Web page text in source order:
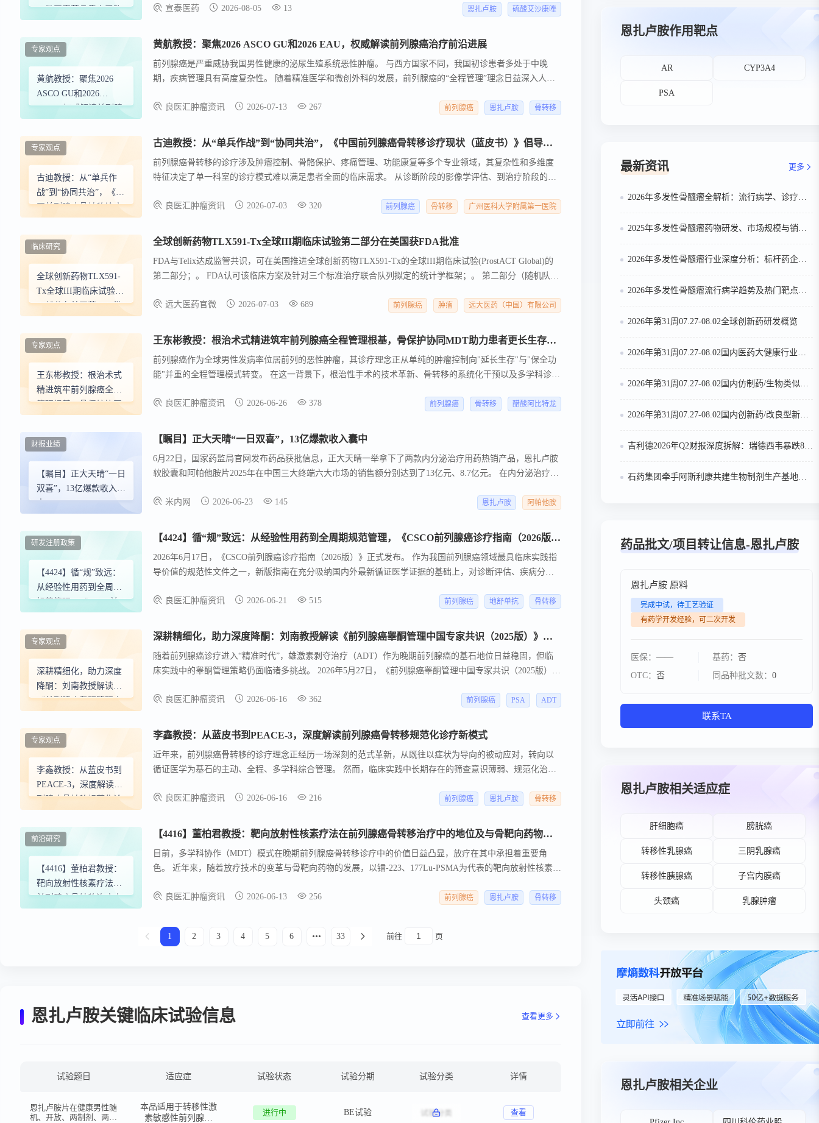
二批国家药品集中采购
宣泰医药 2026-08-05 13 恩扎卢胺 硫酸艾沙康唑
黄航教授：聚焦2026
ASCO GU和2026
EAU，权威解读前列腺
专家观点 黄航教授：聚焦2026 ASCO GU和2026 EAU，权威解读前列腺癌治疗前沿进展
前列腺癌是严重威胁我国男性健康的泌尿生殖系统恶性肿瘤。 与西方国家不同，我国初诊患者多处于中晚
期，疾病管理具有高度复杂性。 随着精准医学和微创外科的发展，前列腺癌的“全程管理”理念日益深入人
良医汇肿瘤资讯
2026-07-13 267 前列腺癌 恩扎卢胺 骨转移
古迪教授：从“单兵作
战”到“协同共治”，《中
国前列腺癌骨转移诊疗
多学科协作新模式
专家观点 古迪教授：从“单兵作战”到“协同共治”，《中国前列腺癌骨转移诊疗现状（蓝皮书）》倡导多学科协作新模式
前列腺癌骨转移的诊疗涉及肿瘤控制、骨骼保护、疼痛管理、功能康复等多个专业领域，其复杂性和多维度
特征决定了单一科室的诊疗模式难以满足患者全面的临床需求。 从诊断阶段的影像学评估、到治疗阶段的骨
协作 。 《中国前列腺癌骨转移诊疗现状蓝皮书》（以下简称“蓝皮书”） 在全面调研我国骨转移诊疗现状的基
移”为核心的多学科协作（MDT）模式。
良医汇肿瘤资讯 2026-07-03 320 前列腺癌 骨转移 广州医科大学附属第一医院
全球创新药物TLX591-
Tx全球III期临床试验第
二部分在美国获FDA批
临床研究 全球创新药物TLX591-Tx全球III期临床试验第二部分在美国获FDA批准
FDA与Telix达成监管共识，可在美国推进全球创新药物TLX591-Tx的全球III期临床试验(ProstACT Global)的
第二部分；。 FDA认可该临床方案及针对三个标准治疗联合队列拟定的统计学框架；。 第二部分（随机队
远大医药官微
2026-07-03 689 前列腺癌 肿瘤 远大医药（中国）有限公司
王东彬教授：根治术式
精进筑牢前列腺癌全程
管理根基，骨保护协同
专家观点 王东彬教授：根治术式精进筑牢前列腺癌全程管理根基，骨保护协同MDT助力患者更长生存更好生活
前列腺癌作为全球男性发病率位居前列的恶性肿瘤，其诊疗理念正从单纯的肿瘤控制向"延长生存"与"保全功
能"并重的全程管理模式转变。 在这一背景下，根治性手术的技术革新、骨转移的系统化干预以及多学科诊疗
大学第二医院王东彬教授 深入剖析前列腺癌根治手术的优化路径、骨靶向药物的规范化应用及MDT模式下外
良医汇肿瘤资讯 2026-06-26 378 前列腺癌 骨转移 醋酸阿比特龙
【瞩目】正大天晴“一日
双喜”，13亿爆款收入囊
中
财报业绩 【瞩目】正大天晴“一日双喜”，13亿爆款收入囊中
6月22日，国家药监局官网发布药品获批信息，正大天晴一举拿下了两款内分泌治疗用药热销产品，恩扎卢胺
软胶囊和阿帕他胺片2025年在中国三大终端六大市场的销售额分别达到了13亿元、8.7亿元。 在内分泌治疗用
TOP6产品 ，2025年销售额首次突破13亿元， 米内网数据 显示， 正大天晴是该产品国产第9家获批企业 。
米内网 2026-06-23 145 恩扎卢胺 阿帕他胺
【4424】循“规”致远：
从经验性用药到全周期
规范管理，《CSCO前
版）》推动骨保护规范
治疗再升级
研发注册政策 【4424】循“规”致远：从经验性用药到全周期规范管理，《CSCO前列腺癌诊疗指南（2026版）》推动骨保护规范治疗再升级
2026年6月17日，《CSCO前列腺癌诊疗指南（2026版）》正式发布。 作为我国前列腺癌领域最具临床实践指
导价值的规范性文件之一，新版指南在充分吸纳国内外最新循证医学证据的基础上，对诊断评估、疾病分
新。良医汇肿瘤资讯 2026-06-21 515 前列腺癌 地舒单抗 骨转移
深耕精细化，助力深度
降酮：刘南教授解读
《前列腺癌睾酮管理中
版）》临床实操要点
专家观点 深耕精细化，助力深度降酮：刘南教授解读《前列腺癌睾酮管理中国专家共识（2025版）》临床实操要点
随着前列腺癌诊疗进入“精准时代”，雄激素剥夺治疗（ADT）作为晚期前列腺癌的基石地位日益稳固，但临
床实践中的睾酮管理策略仍面临诸多挑战。 2026年5月27日，《前列腺癌睾酮管理中国专家共识（2025版）》
路径，为临床医生提供了更为精细的决策指南。 医学博士，主任医师，硕士生导师。
良医汇肿瘤资讯 2026-06-16 362 前列腺癌 PSA ADT
李鑫教授：从蓝皮书到
PEACE-3，深度解读前
列腺癌骨转移规范化诊
专家观点 李鑫教授：从蓝皮书到PEACE-3，深度解读前列腺癌骨转移规范化诊疗新模式
近年来，前列腺癌骨转移的诊疗理念正经历一场深刻的范式革新，从既往以症状为导向的被动应对，转向以
循证医学为基石的主动、全程、多学科综合管理。 然而，临床实践中长期存在的筛查意识薄弱、规范化治疗
据，则从国际前沿视角重新定义了骨靶向药物在转移性去势抵抗性前列腺癌（mCRPC）中的治疗地位。
良医汇肿瘤资讯 2026-06-16 216 前列腺癌 恩扎卢胺 骨转移
【4416】董柏君教授：
靶向放射性核素疗法在
前列腺癌骨转移治疗中
前沿研究 【4416】董柏君教授：靶向放射性核素疗法在前列腺癌骨转移治疗中的地位及与骨靶向药物联合的疗效
目前，多学科协作（MDT）模式在晚期前列腺癌骨转移诊疗中的价值日益凸显，放疗在其中承担着重要角
色。 近年来，随着放疗技术的变革与骨靶向药物的发展，以镭-223、177Lu-PSMA为代表的靶向放射性核素疗
而，如何在不同疾病阶段、不同治疗目标下，精准整合全身治疗、局部治疗及骨靶向药物，以实现患者的临
良医汇肿瘤资讯 2026-06-13 256 前列腺癌 恩扎卢胺 骨转移
1 2 3 4 5 6 33 前往 页
恩扎卢胺关键临床试验信息 查看更多
试验题目 适应症 试验状态 试验分期 试验分类 详情
恩扎卢胺片在健康男性随
机、开放、两制剂、两周
本品适用于转移性激
素敏感性前列腺癌
进行中 BE试验 查看
恩扎卢胺作用靶点
AR CYP3A4
PSA
最新资讯 更多
2026年多发性骨髓瘤全解析：流行病学、诊疗及医保政策梳理
2025年多发性骨髓瘤药物研发、市场规模与销售趋势全解析
2026年多发性骨髓瘤行业深度分析：标杆药企案例与技术迭代研判
2026年多发性骨髓瘤流行病学趋势及热门靶点药物市场表现洞察
2026年第31周07.27-08.02全球创新药研发概览
2026年第31周07.27-08.02国内医药大健康行业政策法规汇总
2026年第31周07.27-08.02国内仿制药/生物类似物申报/审批数据分析
2026年第31周07.27-08.02国内创新药/改良型新药申请临床/获批临床/申请上市/获批上市数据分析
吉利德2026年Q2财报深度拆解：瑞德西韦暴跌81%退场，Livdelzi翻倍，丁肝新药成新增长点
石药集团牵手阿斯利康共建生物制剂生产基地：51:49股权布局，270亿美元合作再升级
药品批文/项目转让信息-恩扎卢胺
恩扎卢胺 原料
完成中试，待工艺验证
有药学开发经验，可二次开发
医保： —— 基药： 否
OTC： 否 同品种批文数： 0
联系TA
恩扎卢胺相关适应症
肝细胞癌 膀胱癌
转移性乳腺癌 三阴乳腺癌
转移性胰腺癌 子宫内膜癌
头颈癌 乳腺肿瘤
恩扎卢胺相关企业